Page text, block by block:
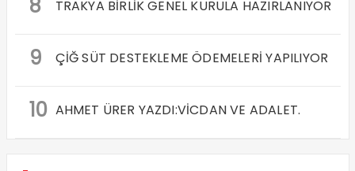
8 TRAKYA BİRLİK GENEL KURULA HAZIRLANIYOR
9 ÇİĞ SÜT DESTEKLEME ÖDEMELERİ YAPILIYOR
10 AHMET ÜRER YAZDI:VİCDAN VE ADALET.